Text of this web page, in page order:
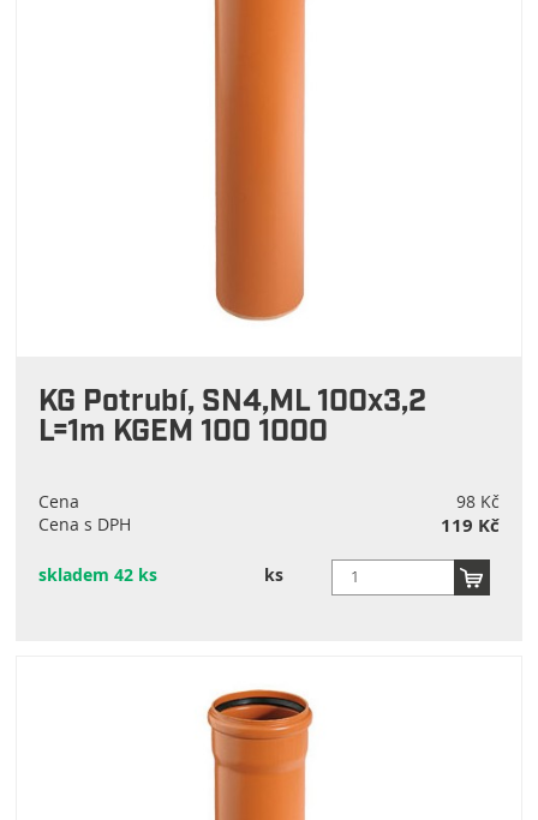
KG Potrubí, SN4,ML 100x3,2
L=1m KGEM 100 1000
Cena
98 Kč
Cena s DPH
119 Kč
skladem 42 ks ks